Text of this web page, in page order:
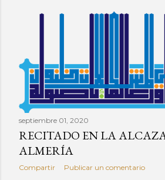
septiembre 01, 2020
RECITADO EN LA
ALMERÍA
Compartir Publicar un comentario